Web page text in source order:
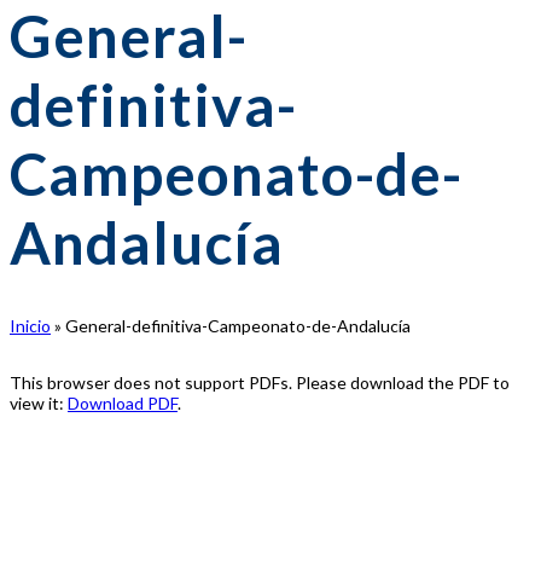
General-
definitiva-
Campeonato-de-
Andalucía
Inicio » General-definitiva-Campeonato-de-Andalucía
This browser does not support PDFs. Please download the PDF to
view it: Download PDF.